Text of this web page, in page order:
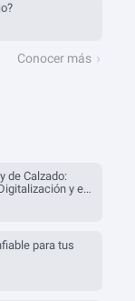
Conocer más
de Calzado:
y el
para tus